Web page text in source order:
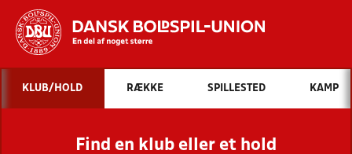
Hvad vil du søge efter?
INDHOLD OG NYHEDER
STILLINGER, RESULTATER, KLUBBER OG
KLUB/HOLD RÆKKE SPILLESTED KAMP
Find en klub eller et hold